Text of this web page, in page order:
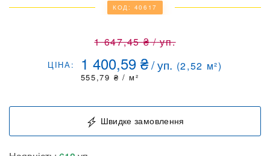
КОД: 40617
1 647,45₴ /уп.
ЦІНА: 1 400,59 ₴ /уп. (2,52 м²)
555,79 ₴ / м²
Швидке замовлення